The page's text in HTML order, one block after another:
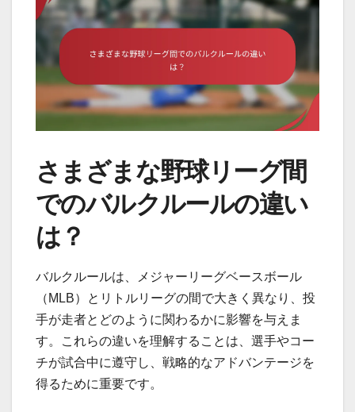
さまざまな野球リーグ間
でのバルクルールの違い
は？
バルクルールは、メジャーリーグベースボール
（MLB）とリトルリーグの間で大きく異なり、投
手が走者とどのように関わるかに影響を与えま
す。これらの違いを理解することは、選手やコー
チが試合中に遵守し、戦略的なアドバンテージを
得るために重要です。